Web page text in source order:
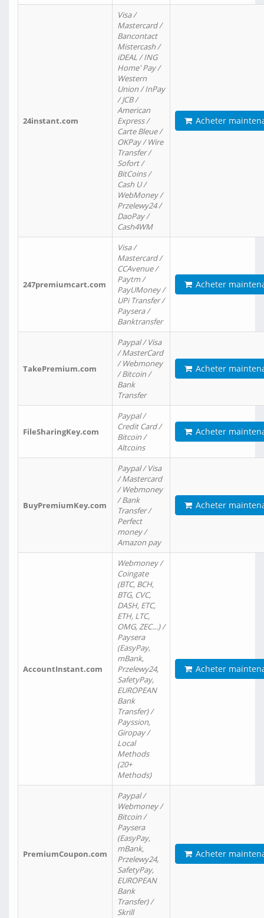
24instant.com
Visa /
Mastercard /
Bancontact
Mistercash /
iDEAL / ING
Home' Pay /
Western
Union / InPay
/ JCB /
American
Express /
Carte Bleue /
OKPay / Wire
Transfer /
Sofort /
BitCoins /
Cash U /
WebMoney /
Przelewy24 /
DaoPay /
Cash4WM
Acheter
247premiumcart.com
Visa /
Mastercard /
CCAvenue /
Paytm /
PayUMoney /
UPi Transfer /
Paysera /
Banktransfer
Acheter
TakePremium.com
Paypal / Visa
/ MasterCard
/ Webmoney
/ Bitcoin /
Bank
Transfer
Acheter
FileSharingKey.com
Paypal /
Credit Card /
Bitcoin /
Altcoins
Acheter
BuyPremiumKey.com
Paypal / Visa
/ Mastercard
/ Webmoney
/ Bank
Transfer /
Perfect
money /
Amazon pay
Acheter
AccountInstant.com
Webmoney /
Coingate
(BTC, BCH,
BTG, CVC,
DASH, ETC,
ETH, LTC,
OMG, ZEC…) /
Paysera
(EasyPay,
mBank,
Przelewy24,
SafetyPay,
EUROPEAN
Bank
Transfer) /
Payssion,
Giropay /
Local
Methods
(20+
Methods)
Acheter
PremiumCoupon.com
Paypal /
Webmoney /
Bitcoin /
Paysera
(EasyPay,
mBank,
Przelewy24,
SafetyPay,
EUROPEAN
Bank
Transfer) /
Skrill
Acheter